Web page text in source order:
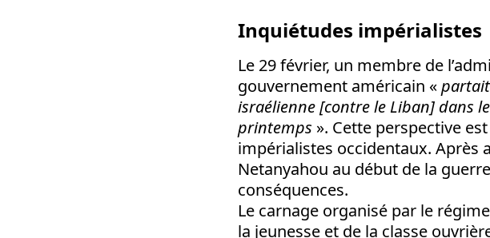
Inquiétudes impérialistes
Le 29 février, un membre de
gouvernement américain «
israélienne [contre le Liban] dans
printemps ». Cette perspective
impérialistes occidentaux. Après
Netanyahou au début de la
conséquences.
Le carnage organisé par le
la jeunesse et de la classe